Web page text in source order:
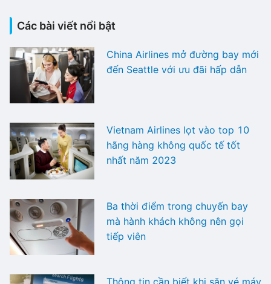
Các bài viết nổi bật
China Airlines mở đường bay mới
đến Seattle với ưu đãi hấp dẫn
Vietnam Airlines lọt vào top 10
hãng hàng không quốc tế tốt
nhất năm 2023
Ba thời điểm trong chuyến bay
mà hành khách không nên gọi
tiếp viên
Thông tin cần biết khi săn vé máy